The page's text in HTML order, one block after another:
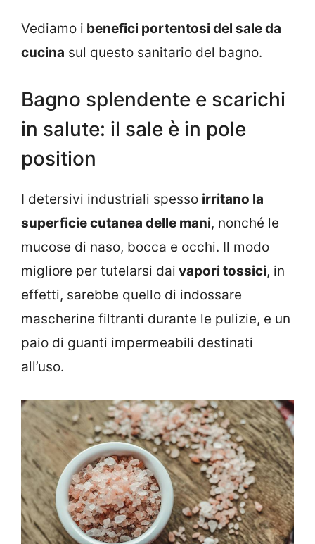
Vediamo i benefici portentosi del sale da
cucina sul questo sanitario del bagno.
Bagno splendente e scarichi
in salute: il sale è in pole
position
I detersivi industriali spesso irritano la
superficie cutanea delle mani, nonché le
mucose di naso, bocca e occhi. Il modo
migliore per tutelarsi dai vapori tossici, in
effetti, sarebbe quello di indossare
mascherine filtranti durante le pulizie, e un
paio di guanti impermeabili destinati
all’uso.